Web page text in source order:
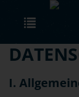
Skip to main content
I.